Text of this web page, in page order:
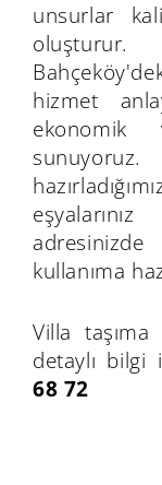
unsurlar
oluşturur.
hizmet
ekonomik
kullanıma
Villa
detaylı bilgi
68 72